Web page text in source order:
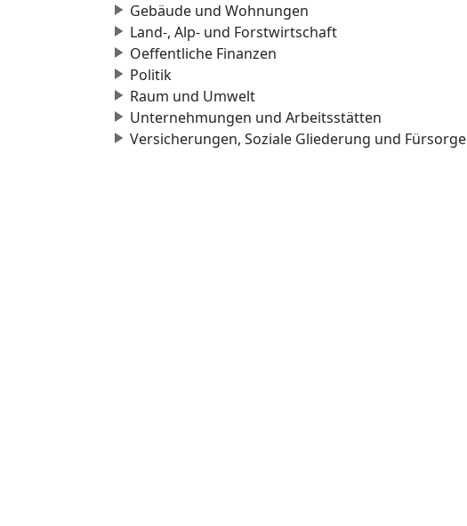
Gebäude und Wohnungen
Land-, Alp- und Forstwirtschaft
Oeffentliche Finanzen
Politik
Raum und Umwelt
Unternehmungen und Arbeitsstätten
Versicherungen, Soziale Gliederung und Fürsorge